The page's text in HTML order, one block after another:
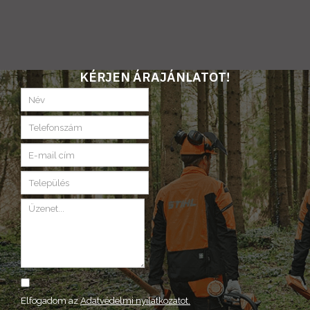
KÉRJEN ÁRAJÁNLATOT!
Elfogadom azAdatvédelmi nyilatkozatot.